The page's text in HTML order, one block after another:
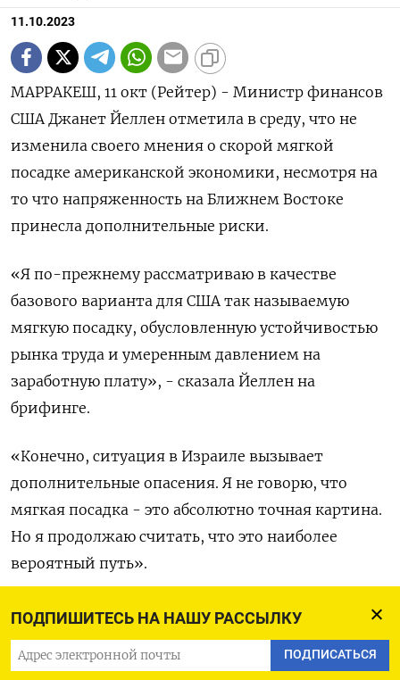
ПОДПИШИТЕСЬ НА НАШУ РАССЫЛКУ
ПОДПИСАТЬСЯ
11.10.2023
МАРРАКЕШ, 11 окт (Рейтер) - Министр финансов
США Джанет Йеллен отметила в среду, что не
изменила своего мнения о скорой мягкой
посадке американской экономики, несмотря на
то что напряженность на Ближнем Востоке
принесла дополнительные риски.
«Я по-прежнему рассматриваю в качестве
базового варианта для США так называемую
мягкую посадку, обусловленную устойчивостью
рынка труда и умеренным давлением на
заработную плату», - сказала Йеллен на
брифинге.
«Конечно, ситуация в Израиле вызывает
дополнительные опасения. Я не говорю, что
мягкая посадка - это абсолютно точная картина.
Но я продолжаю считать, что это наиболее
вероятный путь».
Йеллен отметила, что Вашингтон следит за
потенциальным влиянием эскалации
конфликта на экономику, хотя вряд ли он